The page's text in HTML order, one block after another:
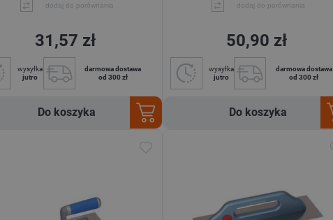
dodaj do porównania
31,57 zł
wysyłka
jutro
darmowa dostawa
od 300 zł
Do koszyka
dodaj do porównania
50,90 zł
wysyłka
jutro
darmowa dostawa
od 300 zł
Do koszyka